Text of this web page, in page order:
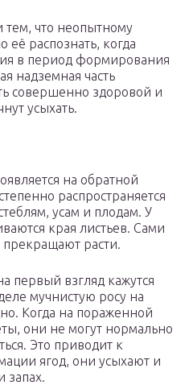
тем, что неопытному
её распознать, когда
в период формирования
надземная часть
совершенно здоровой и
усыхать.
на обратной
распространяется
усам и плодам. У
края листьев. Сами
прекращают расти.
первый взгляд кажутся
мучнистую росу на
Когда на пораженной
они не могут нормально
Это приводит к
ягод, они усыхают и
запах.